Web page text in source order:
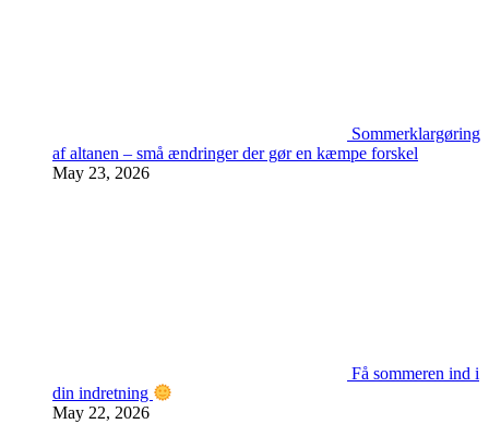
Sommerklargøring
af altanen – små ændringer der gør en kæmpe forskel
May 23, 2026
Få sommeren ind i
din indretning
May 22, 2026